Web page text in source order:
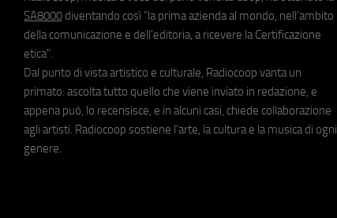
SA8000 diventando così "la prima azienda al mondo, nell'ambito
della comunicazione e dell'editoria, a ricevere la Certificazione
etica".
Dal punto di vista artistico e culturale, Radiocoop vanta un
primato: ascolta tutto quello che viene inviato in redazione, e
appena può, lo recensisce, e in alcuni casi, chiede collaborazione
agli artisti. Radiocoop sostiene l'arte, la cultura e la musica di ogni
genere.